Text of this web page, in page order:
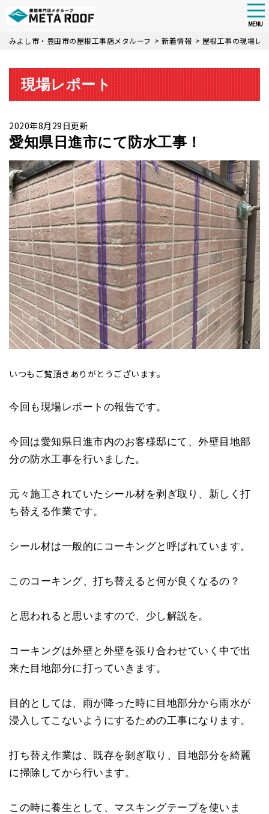
Skip
content
MENU
みよし市・豊田市の屋根工事店メタルーフ > 新着情報 > 屋根工事の現場レ
現場レポート
2020年8月29日更新
愛知県日進市にて防水工事！
いつもご覧頂きありがとうございます。
今回も現場レポートの報告です。
今回は愛知県日進市内のお客様邸にて、外壁目地部
分の防水工事を行いました。
元々施工されていたシール材を剥ぎ取り、新しく打
ち替える作業です。
シール材は一般的にコーキングと呼ばれています。
このコーキング、打ち替えると何が良くなるの？
と思われると思いますので、少し解説を。
コーキングは外壁と外壁を張り合わせていく中で出
来た目地部分に打っていきます。
目的としては、雨が降った時に目地部分から雨水が
浸入してこないようにするための工事になります。
打ち替え作業は、既存を剝ぎ取り、目地部分を綺麗
に掃除してから行います。
この時に養生として、マスキングテープを使いま